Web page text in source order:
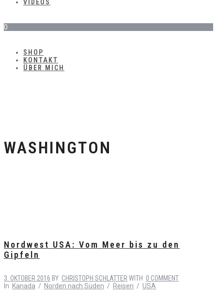
VIDEOS
0
SHOP
KONTAKT
ÜBER MICH
WASHINGTON
Nordwest USA: Vom Meer bis zu den
Gipfeln
3. OKTOBER 2016 BY CHRISTOPH SCHLATTER WITH 0 COMMENT
In Kanada / Norden nach Süden / Reisen / USA